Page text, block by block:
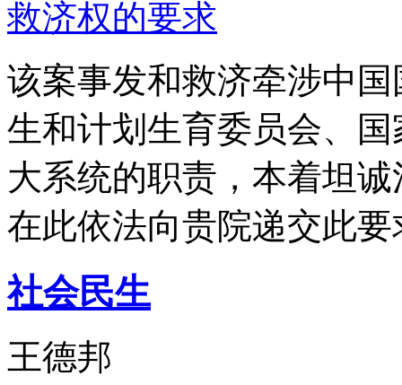
救济权的要求
该案事发和救济牵涉中
生和计划生育委员会、
大系统的职责，本着坦
在此依法向贵院递交此要
社会民生
王德邦